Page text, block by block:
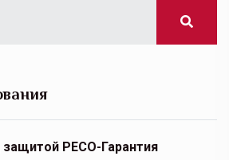
защитой РЕСО-Гарантия